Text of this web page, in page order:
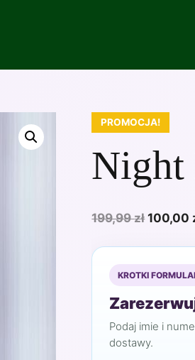
PROMOCJA!
Night
199,99zł
199,99
100,00
KROTKI
Podaj imie i
dostawy.